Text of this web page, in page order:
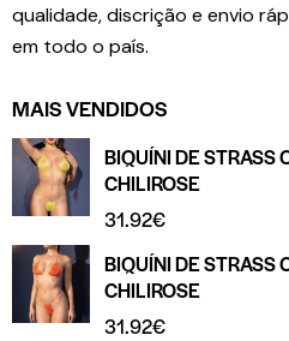
qualidade, discrição e envio
em todo o país.
MAIS VENDIDOS
BIQUÍNI DE STRASS
CHILIROSE
31.92€
BIQUÍNI DE
CHILIROSE
31.92€